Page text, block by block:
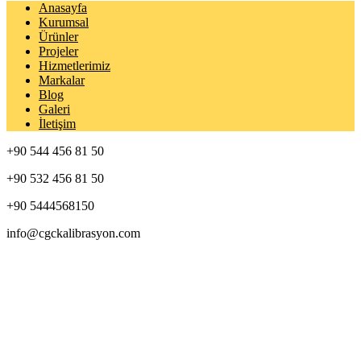
Anasayfa
Kurumsal
Ürünler
Projeler
Hizmetlerimiz
Markalar
Blog
Galeri
İletişim
+90 544 456 81 50
+90 532 456 81 50
+90 5444568150
info@cgckalibrasyon.com